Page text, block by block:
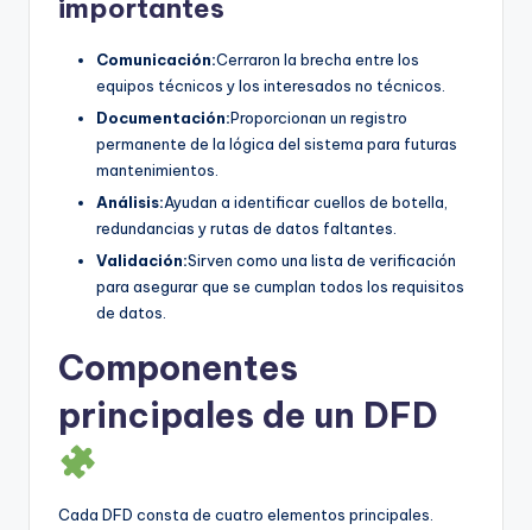
importantes
Comunicación:Cerraron la brecha entre los
equipos técnicos y los interesados no técnicos.
Documentación:Proporcionan un registro
permanente de la lógica del sistema para futuras
mantenimientos.
Análisis:Ayudan a identificar cuellos de botella,
redundancias y rutas de datos faltantes.
Validación:Sirven como una lista de verificación
para asegurar que se cumplan todos los requisitos
de datos.
Componentes
principales de un DFD
Cada DFD consta de cuatro elementos principales.